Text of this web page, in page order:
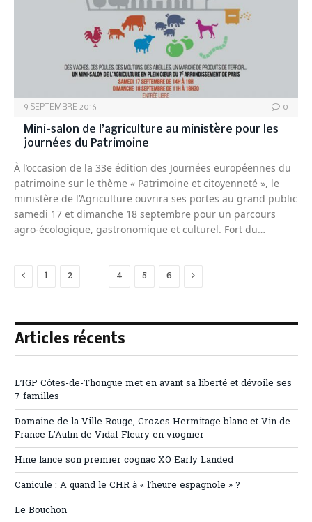
9 SEPTEMBRE 2016 0
Mini-salon de l’agriculture au ministère pour les
journées du Patrimoine
À l’occasion de la 33e édition des Journées européennes du
patrimoine sur le thème « Patrimoine et citoyenneté », le
ministère de l’Agriculture ouvrira ses portes au grand public
samedi 17 et dimanche 18 septembre pour un parcours
agro-écologique, gastronomique et culturel. Fort du…
Previous
1 2 4 5 6 Next
Articles récents
L’IGP Côtes-de-Thongue met en avant sa liberté et dévoile ses
7 familles
Domaine de la Ville Rouge, Crozes Hermitage blanc et Vin de
France L’Aulin de Vidal-Fleury en viognier
Hine lance son premier cognac XO Early Landed
Canicule : A quand le CHR à « l’heure espagnole » ?
Le Bouchon